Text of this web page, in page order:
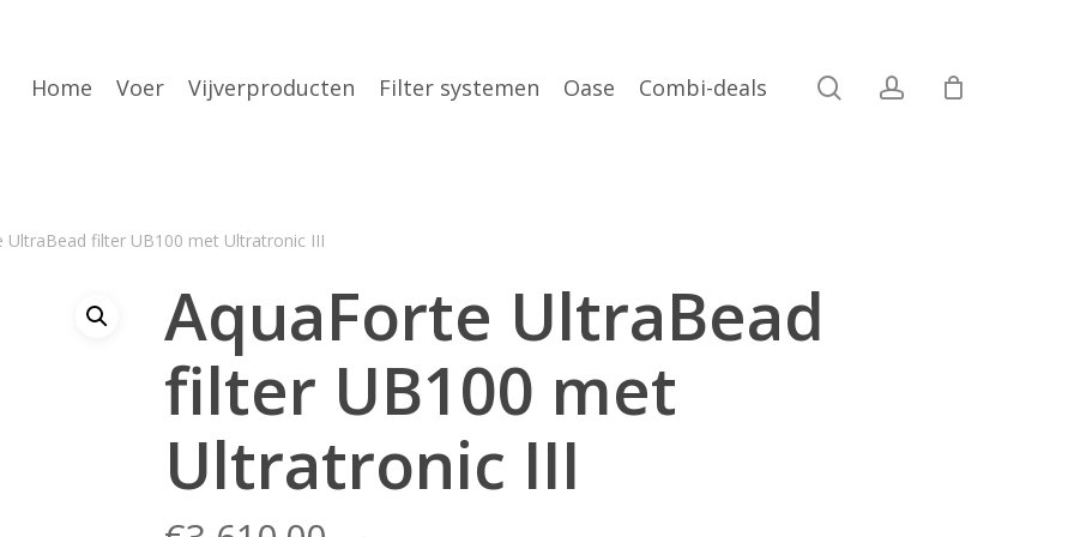
Home Voer Vijverproducten Filter systemen Oase Combi-deals searchaccount
UltraBead filter UB100 met Ultratronic III
AquaForte UltraBead
filter UB100 met
Ultratronic III